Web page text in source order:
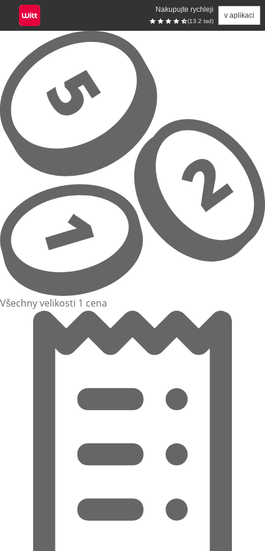
Nakupujte rychleji
(13.2 tsd)
v aplikaci
Přeskočit na hlavní obsah
Všechny velikosti 1 cena